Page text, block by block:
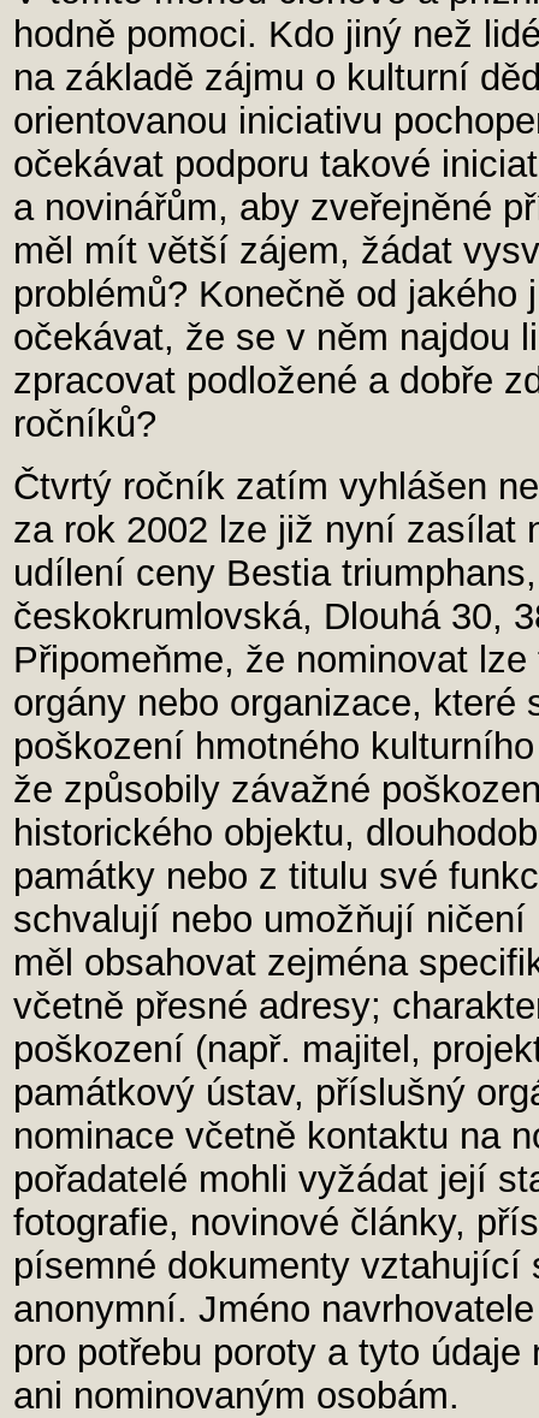
hodně pomoci. Kdo jiný než
na základě zájmu o kulturní
orientovanou iniciativu
očekávat podporu takové
a novinářům, aby zveřejněné
měl mít větší zájem, žádat
problémů? Konečně od
očekávat, že se v něm najdou
zpracovat podložené a dobře
ročníků?
Čtvrtý ročník zatím vyhlášen
za rok 2002 lze již nyní zasílat
udílení ceny Bestia
českokrumlovská, Dlouhá 30,
Připomeňme, že nominovat
orgány nebo organizace, které
poškození hmotného
že způsobily závažné
historického objektu,
památky nebo z titulu své
schvalují nebo umožňují
měl obsahovat zejména
včetně přesné adresy;
poškození (např. majitel,
památkový ústav, příslušný
nominace včetně kontaktu na
pořadatelé mohli vyžádat její
fotografie, novinové články,
písemné dokumenty
anonymní. Jméno
pro potřebu poroty a tyto
ani nominovaným osobám.